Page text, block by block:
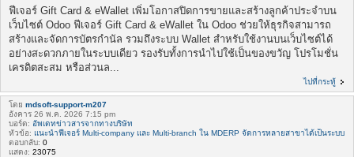
ฟีเจอร์ Gift Card & eWallet เพิ่มโอกาสปิดการขายและสร้างลูกค้าประจำบน
เว็บไซต์ Odoo ฟีเจอร์ Gift Card & eWallet ใน Odoo ช่วยให้ธุรกิจสามารถ
สร้างและจัดการบัตรกำนัล รวมถึงระบบ Wallet สำหรับใช้งานบนเว็บไซต์ได้
อย่างสะดวกภายในระบบเดียว รองรับทั้งการนำไปใช้เป็นของขวัญ โปรโมชั่น
เครดิตสะสม หรือส่วนล...
ไปที่กระทู้
โดย mdsoft-support-m207
อังคาร 26 พ.ค. 2026 7:15 pm
บอร์ด: อัพเดทข่าวสารจากทางบริษัท
หัวข้อ: แนะนำฟีเจอร์ Multi-company และ Multi-branch ใน MDERP จัดการหลายสาขาได้เป็นระบบ
ตอบกลับ: 0
แสดง: 23075